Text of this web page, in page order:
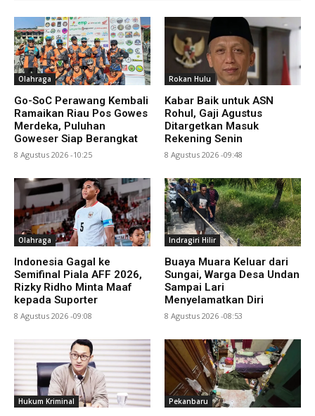
Olahraga
Go-SoC Perawang Kembali
Ramaikan Riau Pos Gowes
Merdeka, Puluhan
Goweser Siap Berangkat
8 Agustus 2026 -10:25
Rokan Hulu
Kabar Baik untuk ASN
Rohul, Gaji Agustus
Ditargetkan Masuk
Rekening Senin
8 Agustus 2026 -09:48
Olahraga
Indonesia Gagal ke
Semifinal Piala AFF 2026,
Rizky Ridho Minta Maaf
kepada Suporter
8 Agustus 2026 -09:08
Indragiri Hilir
Buaya Muara Keluar dari
Sungai, Warga Desa Undan
Sampai Lari
Menyelamatkan Diri
8 Agustus 2026 -08:53
Hukum Kriminal Pekanbaru